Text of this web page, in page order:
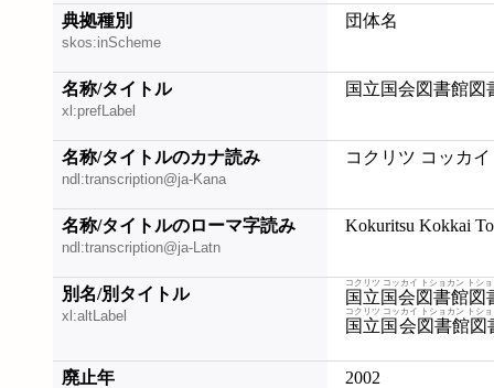
典拠種別
skos:inScheme
団体名
名称/タイトル
xl:prefLabel
国立国会図書館図
名称/タイトルのカナ読み
ndl:transcription@ja-Kana
コクリツ コッカ
名称/タイトルのローマ字読み
ndl:transcription@ja-Latn
Kokuritsu Kokkai
別名/別タイトル
xl:altLabel
国立国会図書館図
コクリツ コッカイ トショカン トシ
国立国会図書館
コクリツ コッカイ トショカン トシ
廃止年 2002